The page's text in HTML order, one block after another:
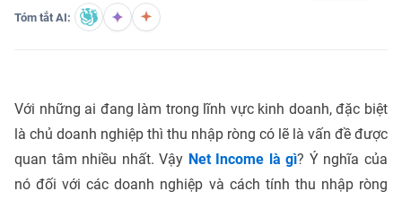
Tóm tắt AI:
Với những ai đang làm trong lĩnh vực kinh doanh, đặc biệt
là chủ doanh nghiệp thì thu nhập ròng có lẽ là vấn đề được
quan tâm nhiều nhất. Vậy Net Income là gì? Ý nghĩa của
nó đối với các doanh nghiệp và cách tính thu nhập ròng